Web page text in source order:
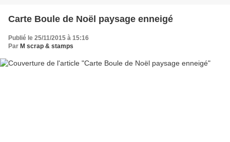
Carte Boule de Noël paysage enneigé
Publié le 25/11/2015 à 15:16
Par M scrap & stamps